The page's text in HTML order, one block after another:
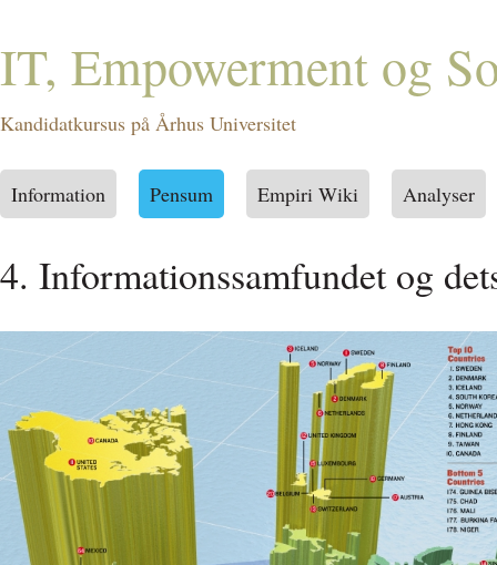
IT, Empowerment og
Kandidatkursus på Århus Universitet
Information Pensum Empiri Wiki Analyser
4. Informationssamfundet og